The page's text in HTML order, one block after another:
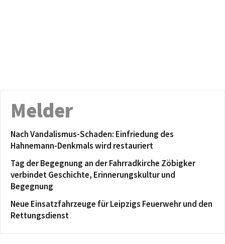
Melder
Nach Vandalismus-Schaden: Einfriedung des
Hahnemann-Denkmals wird restauriert
Tag der Begegnung an der Fahrradkirche Zöbigker
verbindet Geschichte, Erinnerungskultur und
Begegnung
Neue Einsatzfahrzeuge für Leipzigs Feuerwehr und den
Rettungsdienst